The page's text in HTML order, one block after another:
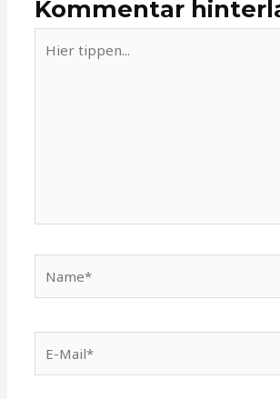
Kommentar
tippen...
Mail*